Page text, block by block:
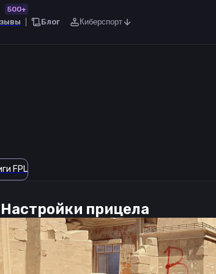
500+
Блог Киберспорт
FPL
Настройки прицела